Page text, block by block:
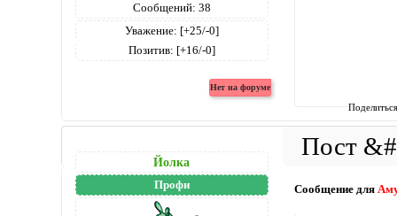
Сообщений: 38
Уважение: [+25/-0]
Позитив: [+16/-0]
Йолка
Профи Сообщение для